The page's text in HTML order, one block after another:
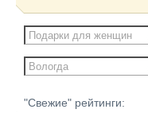
"Свежие" рейтинги: